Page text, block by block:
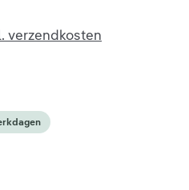
verzendkosten
5 van 5 sterren